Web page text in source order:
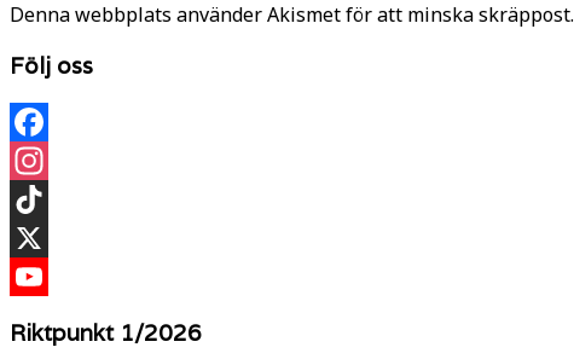
Denna webbplats använder Akismet för att minska skräppost.
Följ oss
Facebook
Instagram
TikTok
X
Riktpunkt 1/2026